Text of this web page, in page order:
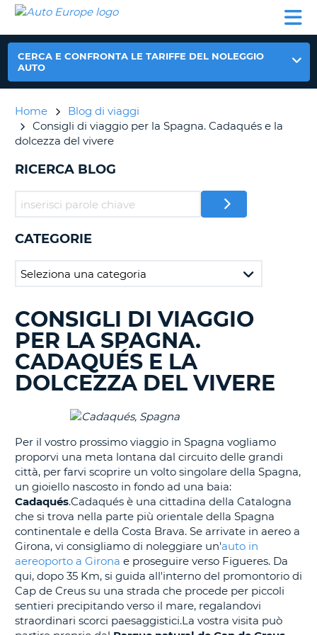
NOLEGGIO
NOLEGGIO
AUTO
EUROPE
NOLEGGIO
CAMPER
PARTNER
AIUTO
IL
ACCOUNT
PRENOTAZIONE
CERCA E CONFRONTA LE TARIFFE DEL NOLEGGIO
AUTO
Home
Blog di viaggi
Consigli di viaggio per la Spagna. Cadaqués e la
dolcezza del vivere
RICERCA BLOG
CATEGORIE
RICERCA
BLOG
IN
CORSO......
CONSIGLI DI VIAGGIO
PER LA SPAGNA.
CADAQUÉS E LA
DOLCEZZA DEL VIVERE
Per il vostro prossimo viaggio in Spagna vogliamo
proporvi una meta lontana dal circuito delle grandi
città, per farvi scoprire un volto singolare della Spagna,
un gioiello nascosto in fondo ad una baia:
Cadaqués.Cadaqués è una cittadina della Catalogna
che si trova nella parte più orientale della Spagna
continentale e della Costa Brava. Se arrivate in aereo a
Girona, vi consigliamo di noleggiare un'auto in
aereoporto a Girona e proseguire verso Figueres. Da
qui, dopo 35 Km, si guida all'interno del promontorio di
Cap de Creus su una strada che procede per piccoli
sentieri precipitando verso il mare, regalandovi
straordinari scorci paesaggistici.La vostra visita può